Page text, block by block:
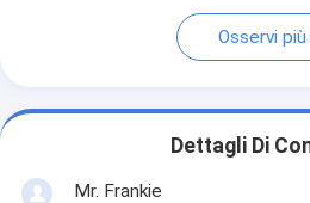
Osservi più
Dettagli Di
Mr. Frankie